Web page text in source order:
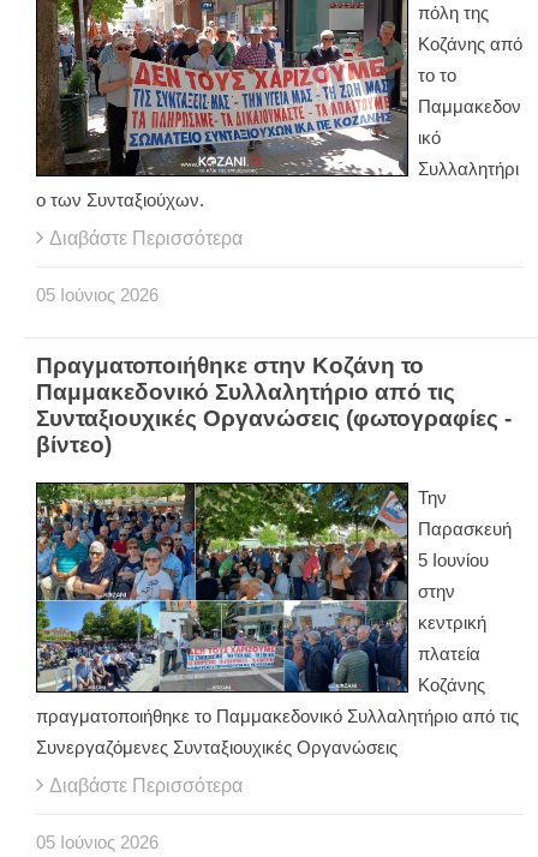
πόλη της
Κοζάνης από
το το
Παμμακεδον
ικό
Συλλαλητήρι
ο των Συνταξιούχων.
Διαβάστε Περισσότερα
05 Ιούνιος 2026
Πραγματοποιήθηκε στην Κοζάνη το
Παμμακεδονικό Συλλαλητήριο από τις
Συνταξιουχικές Οργανώσεις (φωτογραφίες -
βίντεο)
Την
Παρασκευή
5 Ιουνίου
στην
κεντρική
πλατεία
Κοζάνης
πραγματοποιήθηκε το Παμμακεδονικό Συλλαλητήριο από τις
Συνεργαζόμενες Συνταξιουχικές Οργανώσεις
Διαβάστε Περισσότερα
05 Ιούνιος 2026